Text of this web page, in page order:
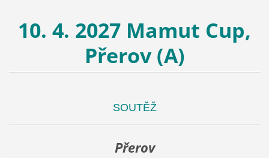
10. 4. 2027 Mamut Cup,
Přerov (A)
SOUTĚŽ
Přerov